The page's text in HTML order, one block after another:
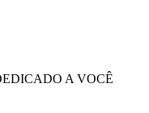
A VOCÊ